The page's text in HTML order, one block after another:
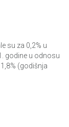
su za 0,2% u
godine u odnosu
(godišnja